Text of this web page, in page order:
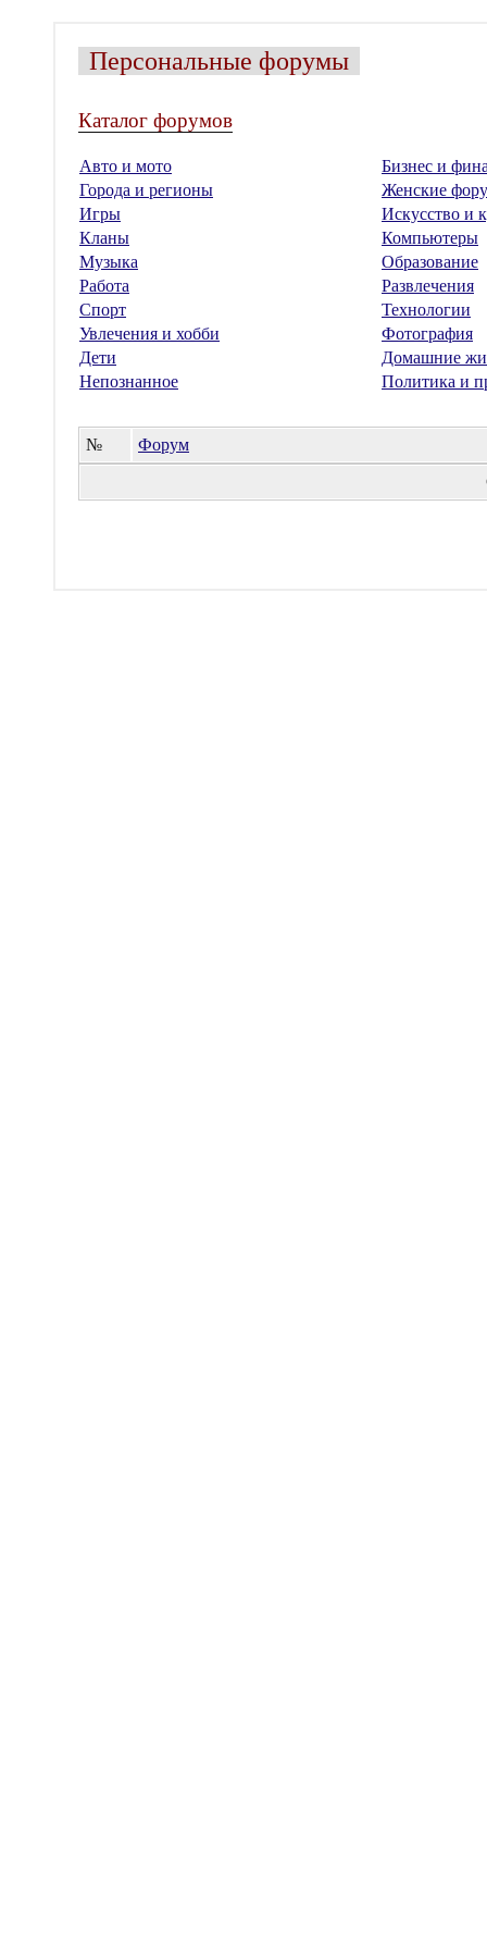
Персональные форумы
Каталог форумов
Авто и мото
Бизнес и
Города и регионы
Женские
Игры
Искусство и
Кланы
Компьютеры
Музыка
Образование
Работа
Развлечения
Спорт
Технологии
Увлечения и хобби
Фотография
Дети
Домашние
Непознанное
Политика и
№
Форум